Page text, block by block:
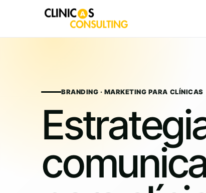
BRANDING · MARKETING PARA CLÍNICAS